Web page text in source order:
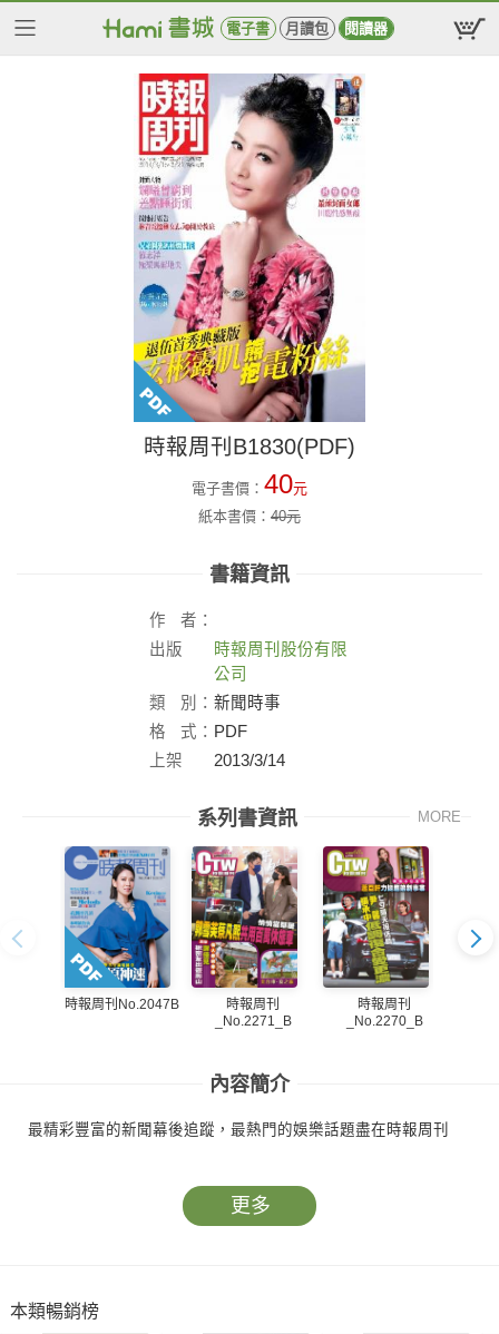
電子書 月讀包 閱讀器
時報周刊B1830(PDF)
電子書價： 40元
紙本書價： 40元
書籍資訊
作
者：
出版
時報周刊股份有限
公司
類
別： 新聞時事
格
式： PDF
上架
2013/3/14
系列書資訊 MORE
時報周刊No.2047B
時報周刊
_No.2271_B
時報周刊
_No.2270_B
內容簡介
最精彩豐富的新聞幕後追蹤，最熱門的娛樂話題盡在時報周刊
更多
本類暢銷榜